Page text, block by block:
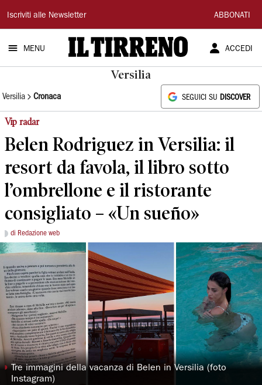
Il
Tirreno
Iscriviti alle Newsletter ABBONATI
MENU ACCEDI
Versilia
Versilia Cronaca SEGUICI SU DISCOVER
Vip radar
Belen Rodriguez in Versilia: il
resort da favola, il libro sotto
l’ombrellone e il ristorante
consigliato – «Un sueño»
di Redazione web
◗Tre immagini della vacanza di Belen in Versilia (foto
Instagram)